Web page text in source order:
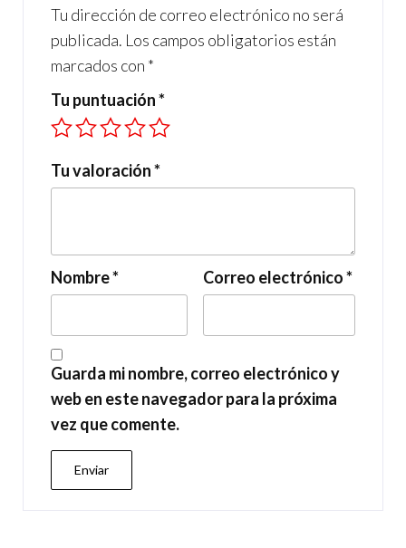
Tu dirección de correo electrónico no será
publicada. Los campos obligatorios están
marcados con *
Tu puntuación*
Tu valoración*
Nombre* Correo electrónico*
Guarda mi nombre, correo electrónico y
web en este navegador para la próxima
vez que comente.